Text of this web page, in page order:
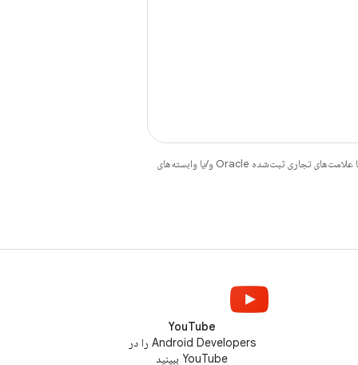
هستند. جاوا و OpenJDK علامت‌های تجاری یا علامت‌های تجاری ثبت‌شده Oracle و/یا وابسته‌های
YouTube
Android Developers را در
YouTube ببینید